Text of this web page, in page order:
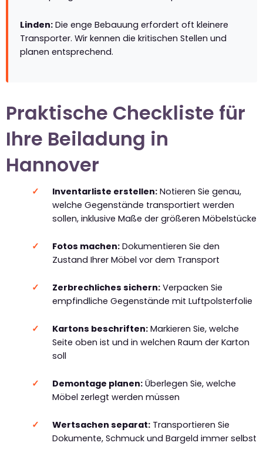
Linden: Die enge Bebauung erfordert oft kleinere
Transporter. Wir kennen die kritischen Stellen und
planen entsprechend.
Praktische Checkliste für
Ihre Beiladung in
Hannover
Inventarliste erstellen:Notieren Sie genau,
welche Gegenstände transportiert werden
sollen, inklusive Maße der größeren Möbelstücke
Fotos machen:Dokumentieren Sie den
Zustand Ihrer Möbel vor dem Transport
Zerbrechliches sichern:Verpacken Sie
empfindliche Gegenstände mit Luftpolsterfolie
Kartons beschriften:Markieren Sie, welche
Seite oben ist und in welchen Raum der Karton
soll
Demontage planen:Überlegen Sie, welche
Möbel zerlegt werden müssen
Wertsachen separat:Transportieren Sie
Dokumente, Schmuck und Bargeld immer selbst